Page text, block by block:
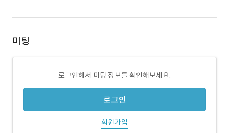
미팅
로그인해서 미팅 정보를 확인해보세요.
로그인
회원가입